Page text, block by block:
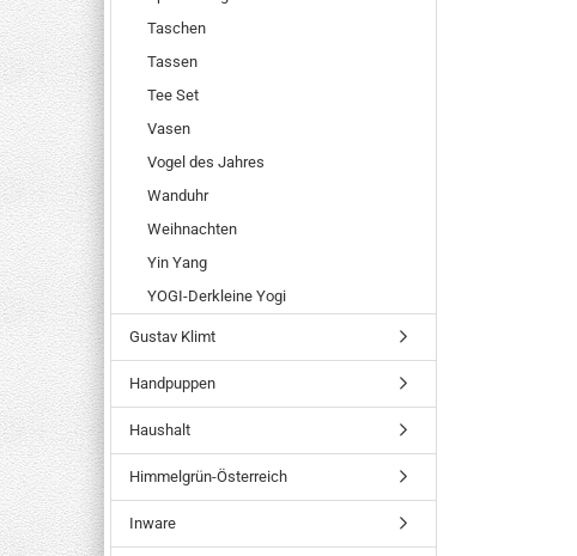
Taschen
Tassen
Tee Set
Vasen
Vogel des Jahres
Wanduhr
Weihnachten
Yin Yang
YOGI-Derkleine Yogi
Gustav Klimt
Handpuppen
Haushalt
Himmelgrün-Österreich
Inware